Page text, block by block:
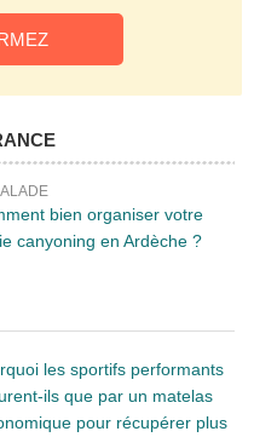
bien organiser votre
canyoning en Ardèche ?
les sportifs performants
ils que par un matelas
pour récupérer plus